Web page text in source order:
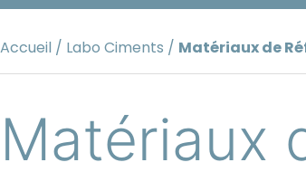
Aller
contenu
Accueil / Labo Ciments / Matériaux de
Matériaux